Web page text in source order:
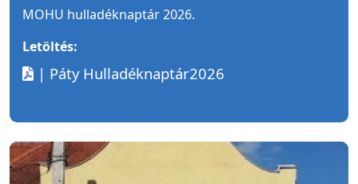
MOHU hulladéknaptár 2026.
Letöltés:
| Páty Hulladéknaptár2026